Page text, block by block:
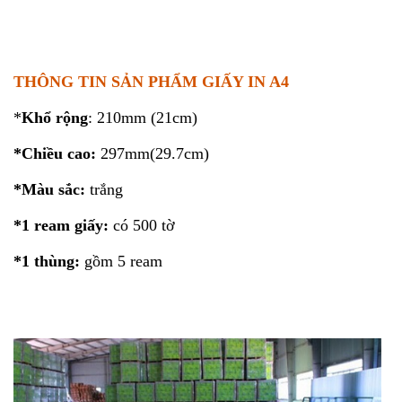
THÔNG TIN SẢN PHẨM GIẤY IN A4
*Khổ rộng: 210mm (21cm)
*Chiều cao: 297mm(29.7cm)
*Màu sắc: trắng
*1 ream giấy: có 500 tờ
*1 thùng: gồm 5 ream